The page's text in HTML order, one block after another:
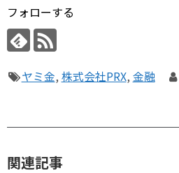
フォローする
ヤミ金, 株式会社PRX, 金融
関連記事